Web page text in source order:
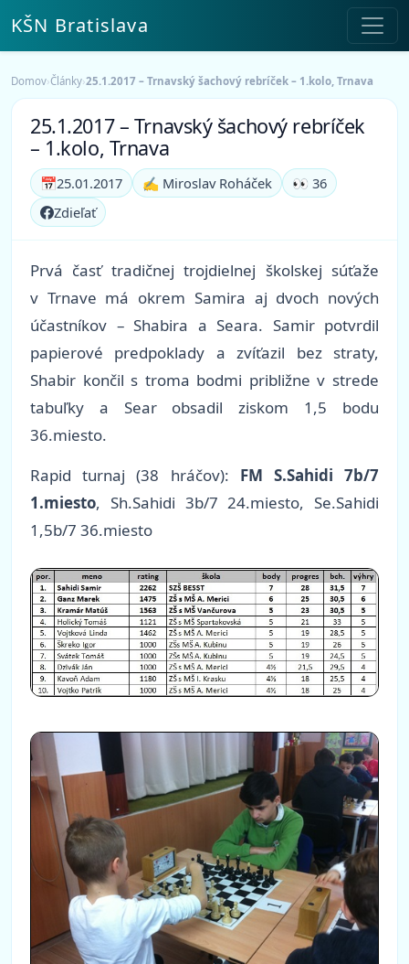
KŠN Bratislava
Domov›Články›25.1.2017 – Trnavský šachový rebríček – 1.kolo, Trnava
25.1.2017 – Trnavský šachový rebríček
– 1.kolo, Trnava
📅25.01.2017 ✍️ Miroslav Roháček
👀 36
Zdieľať
Prvá časť tradičnej trojdielnej školskej súťaže
v Trnave má okrem Samira aj dvoch nových
účastníkov – Shabira a Seara. Samir potvrdil
papierové predpoklady a zvíťazil bez straty,
Shabir končil s troma bodmi približne v strede
tabuľky a Sear obsadil ziskom 1,5 bodu
36.miesto.
Rapid turnaj (38 hráčov): FM S.Sahidi 7b/7
1.miesto, Sh.Sahidi 3b/7 24.miesto, Se.Sahidi
1,5b/7 36.miesto